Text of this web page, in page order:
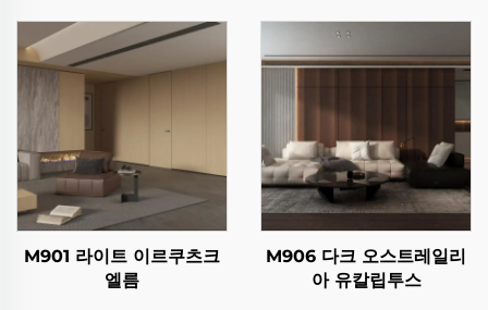
M901 라이트 이르쿠츠크
엘름
M906 다크 오스트레일리
아 유칼립투스